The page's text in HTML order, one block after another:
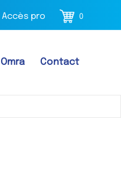
Accès pro 0
Omra Contact